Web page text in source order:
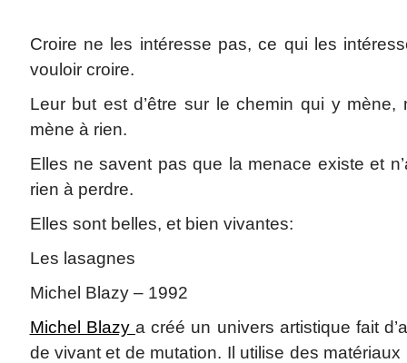
Croire ne les intéresse pas, ce qui les
vouloir croire.
Leur but est d’être sur le chemin qui y
mène à rien.
Elles ne savent pas que la menace existe et
rien à perdre.
Elles sont belles, et bien vivantes:
Les lasagnes
Michel Blazy – 1992
Michel Blazy a créé un univers artistique fait
de vivant et de mutation. Il utilise des